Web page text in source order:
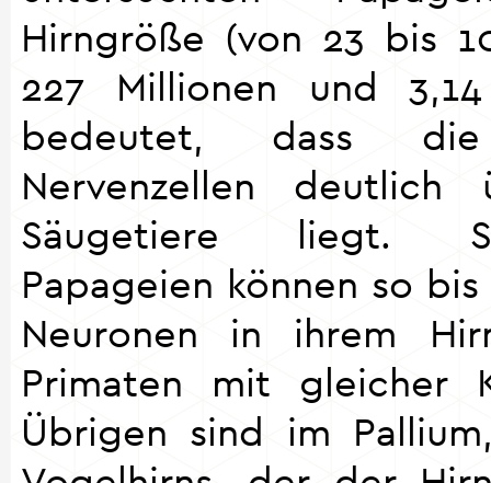
Hirngröße (von 23 bis
227 Millionen und
bedeutet, dass
Nervenzellen
Säugetiere liegt.
Papageien können so
Neuronen in ihrem
Primaten mit gleicher
Übrigen sind im